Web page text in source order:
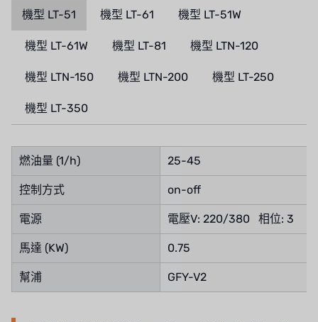
NIPPON
WL
CASH ACME
YAZAKI
RUNXIN
機型 LT-51 機型 LT-61 機型 LT-51W
機型 LT-61W 機型 LT-81 機型 LTN-120
機型 LTN-150 機型 LTN-200 機型 LT-250
機型 LT-350
燃油量 (1/h) 25-45
控制方式 on-off
電源 電壓V: 220/380 相位: 3
馬達 (KW) 0.75
幫浦 GFY-V2